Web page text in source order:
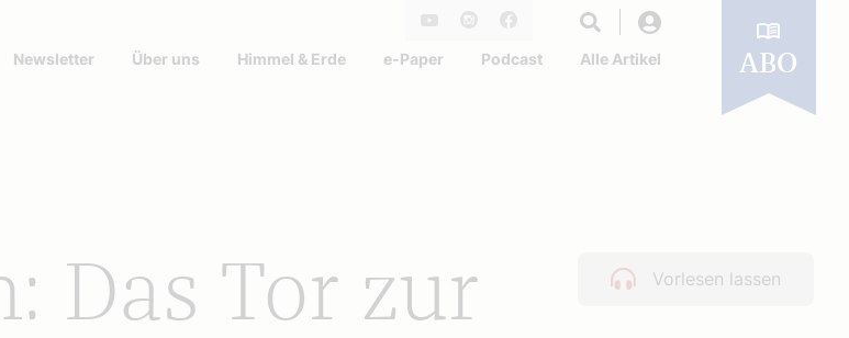
Facebook
Newsletter Über uns Himmel & Erde e-Paper Podcast Alle Artikel ABO
Vorlesen lassen
Das Tor zur